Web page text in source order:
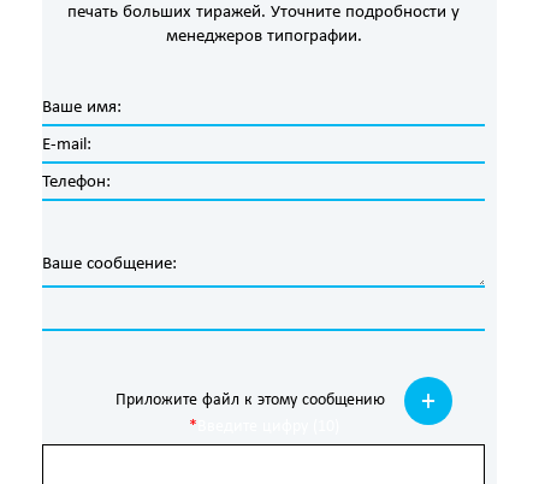
печать больших тиражей. Уточните подробности у
менеджеров типографии.
Приложите файл к этому сообщению